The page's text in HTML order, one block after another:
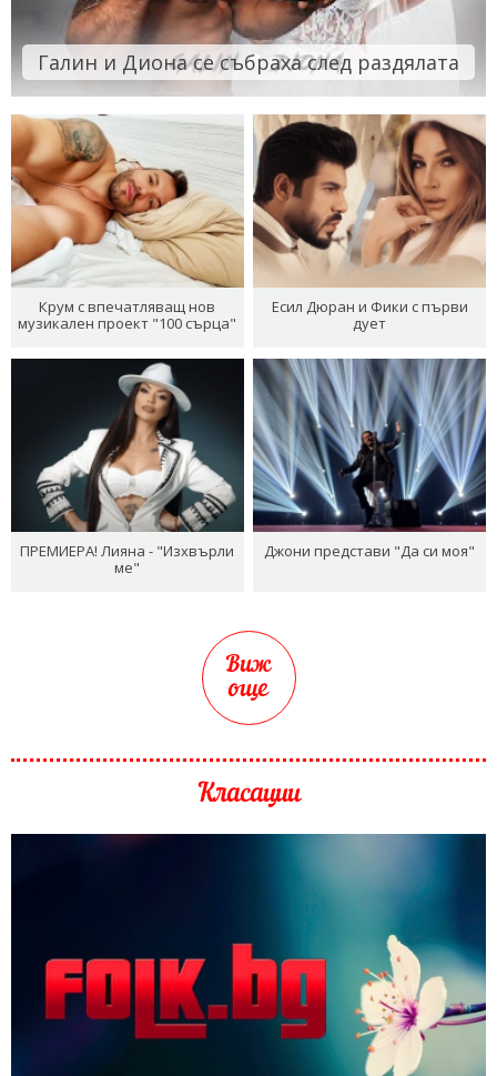
Галин и Диона се събраха след раздялата
Крум с впечатляващ нов
музикален проект "100 сърца"
Есил Дюран и Фики с първи
дует
ПРЕМИЕРА! Лияна - "Изхвърли
ме"
Джони представи "Да си моя"
Виж
още
Класации